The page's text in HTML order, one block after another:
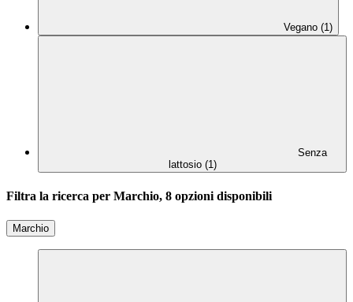
Vegano (1)
Senza
lattosio (1)
Filtra la ricerca per Marchio, 8 opzioni disponibili
Marchio